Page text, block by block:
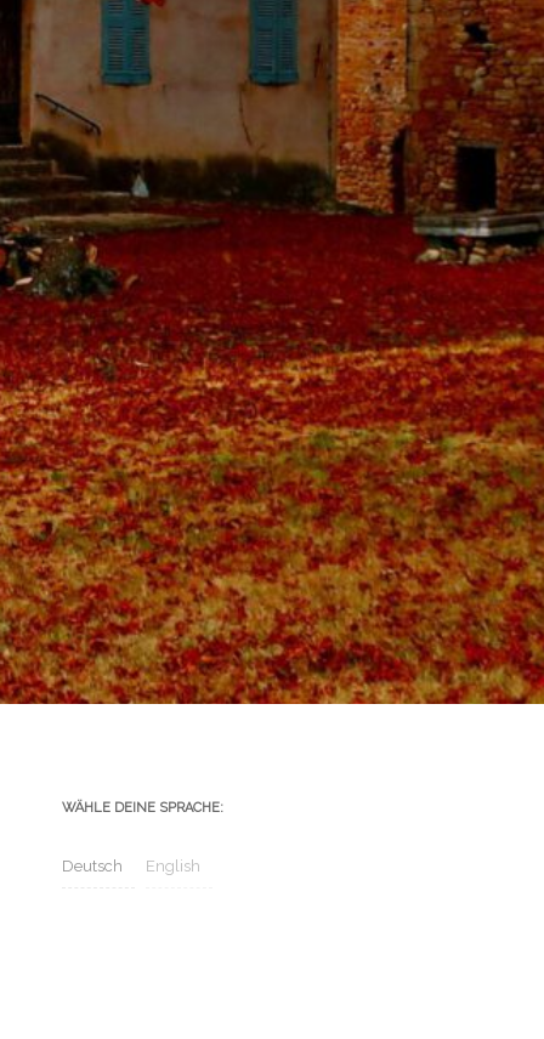
WÄHLE DEINE SPRACHE:
Deutsch English